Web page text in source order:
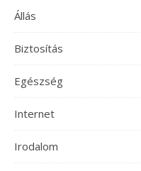
Állás
Biztosítás
Egészség
Internet
Irodalom